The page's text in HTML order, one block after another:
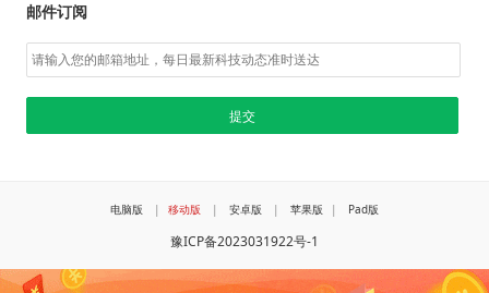
邮件订阅
电脑版 | 移动版 | 安卓版 | 苹果版 | Pad版
豫ICP备2023031922号-1